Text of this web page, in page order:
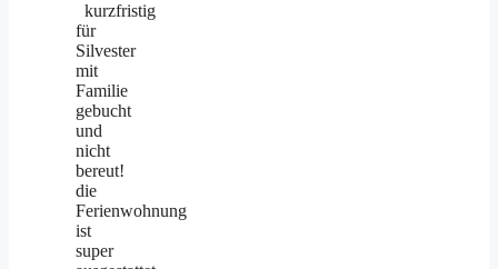
kurzfristig
für
Silvester
mit
Familie
gebucht
und
nicht
bereut!
die
Ferienwohnung
ist
super